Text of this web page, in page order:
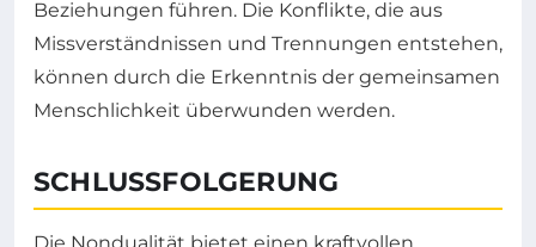
Beziehungen führen. Die Konflikte, die aus
Missverständnissen und Trennungen entstehen,
können durch die Erkenntnis der gemeinsamen
Menschlichkeit überwunden werden.
SCHLUSSFOLGERUNG
Die Nondualität bietet einen kraftvollen